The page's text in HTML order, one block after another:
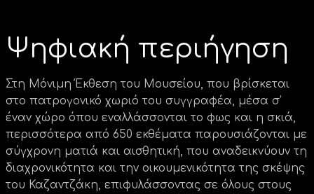
Ψηφιακή περιήγηση
Στη Μόνιμη Έκθεση του Μουσείου, που βρίσκεται
στο πατρογονικό χωριό του συγγραφέα, μέσα σ’
έναν χώρο όπου εναλλάσσονται το φως και η σκιά,
περισσότερα από 650 εκθέματα παρουσιάζονται με
σύγχρονη ματιά και αισθητική, που αναδεικνύουν τη
διαχρονικότητα και την οικουμενικότητα της σκέψης
του Καζαντζάκη, επιφυλάσσοντας σε όλους στους